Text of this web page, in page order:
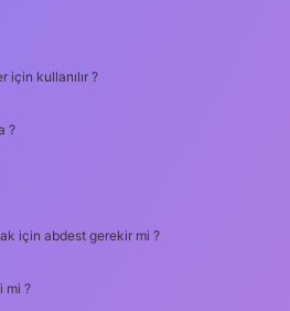
için kullanılır ?
?
için abdest gerekir mi ?
mi ?